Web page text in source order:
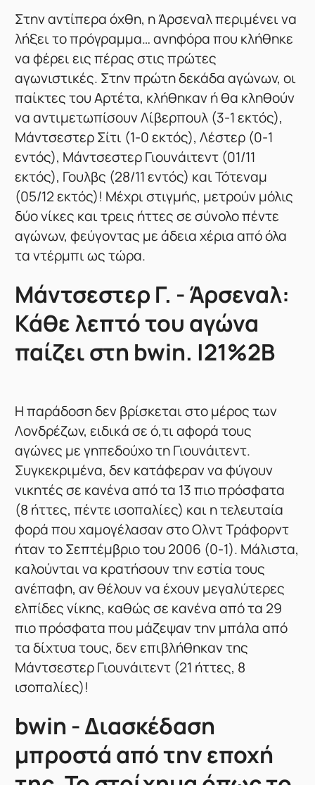
Στην αντίπερα όχθη, η Άρσεναλ περιμένει να
λήξει το πρόγραμμα… ανηφόρα που κλήθηκε
να φέρει εις πέρας στις πρώτες
αγωνιστικές. Στην πρώτη δεκάδα αγώνων, οι
παίκτες του Αρτέτα, κλήθηκαν ή θα κληθούν
να αντιμετωπίσουν Λίβερπουλ (3-1 εκτός),
Μάντσεστερ Σίτι (1-0 εκτός), Λέστερ (0-1
εντός), Μάντσεστερ Γιουνάιτεντ (01/11
εκτός), Γουλβς (28/11 εντός) και Τότεναμ
(05/12 εκτός)! Μέχρι στιγμής, μετρούν μόλις
δύο νίκες και τρεις ήττες σε σύνολο πέντε
αγώνων, φεύγοντας με άδεια χέρια από όλα
τα ντέρμπι ως τώρα.
Μάντσεστερ Γ. - Άρσεναλ:
Κάθε λεπτό του αγώνα
παίζει στη bwin. |21%2B
Η παράδοση δεν βρίσκεται στο μέρος των
Λονδρέζων, ειδικά σε ό,τι αφορά τους
αγώνες με γηπεδούχο τη Γιουνάιτεντ.
Συγκεκριμένα, δεν κατάφεραν να φύγουν
νικητές σε κανένα από τα 13 πιο πρόσφατα
(8 ήττες, πέντε ισοπαλίες) και η τελευταία
φορά που χαμογέλασαν στο Ολντ Τράφορντ
ήταν το Σεπτέμβριο του 2006 (0-1). Μάλιστα,
καλούνται να κρατήσουν την εστία τους
ανέπαφη, αν θέλουν να έχουν μεγαλύτερες
ελπίδες νίκης, καθώς σε κανένα από τα 29
πιο πρόσφατα που μάζεψαν την μπάλα από
τα δίχτυα τους, δεν επιβλήθηκαν της
Μάντσεστερ Γιουνάιτεντ (21 ήττες, 8
ισοπαλίες)!
bwin - Διασκέδαση
μπροστά από την εποχή